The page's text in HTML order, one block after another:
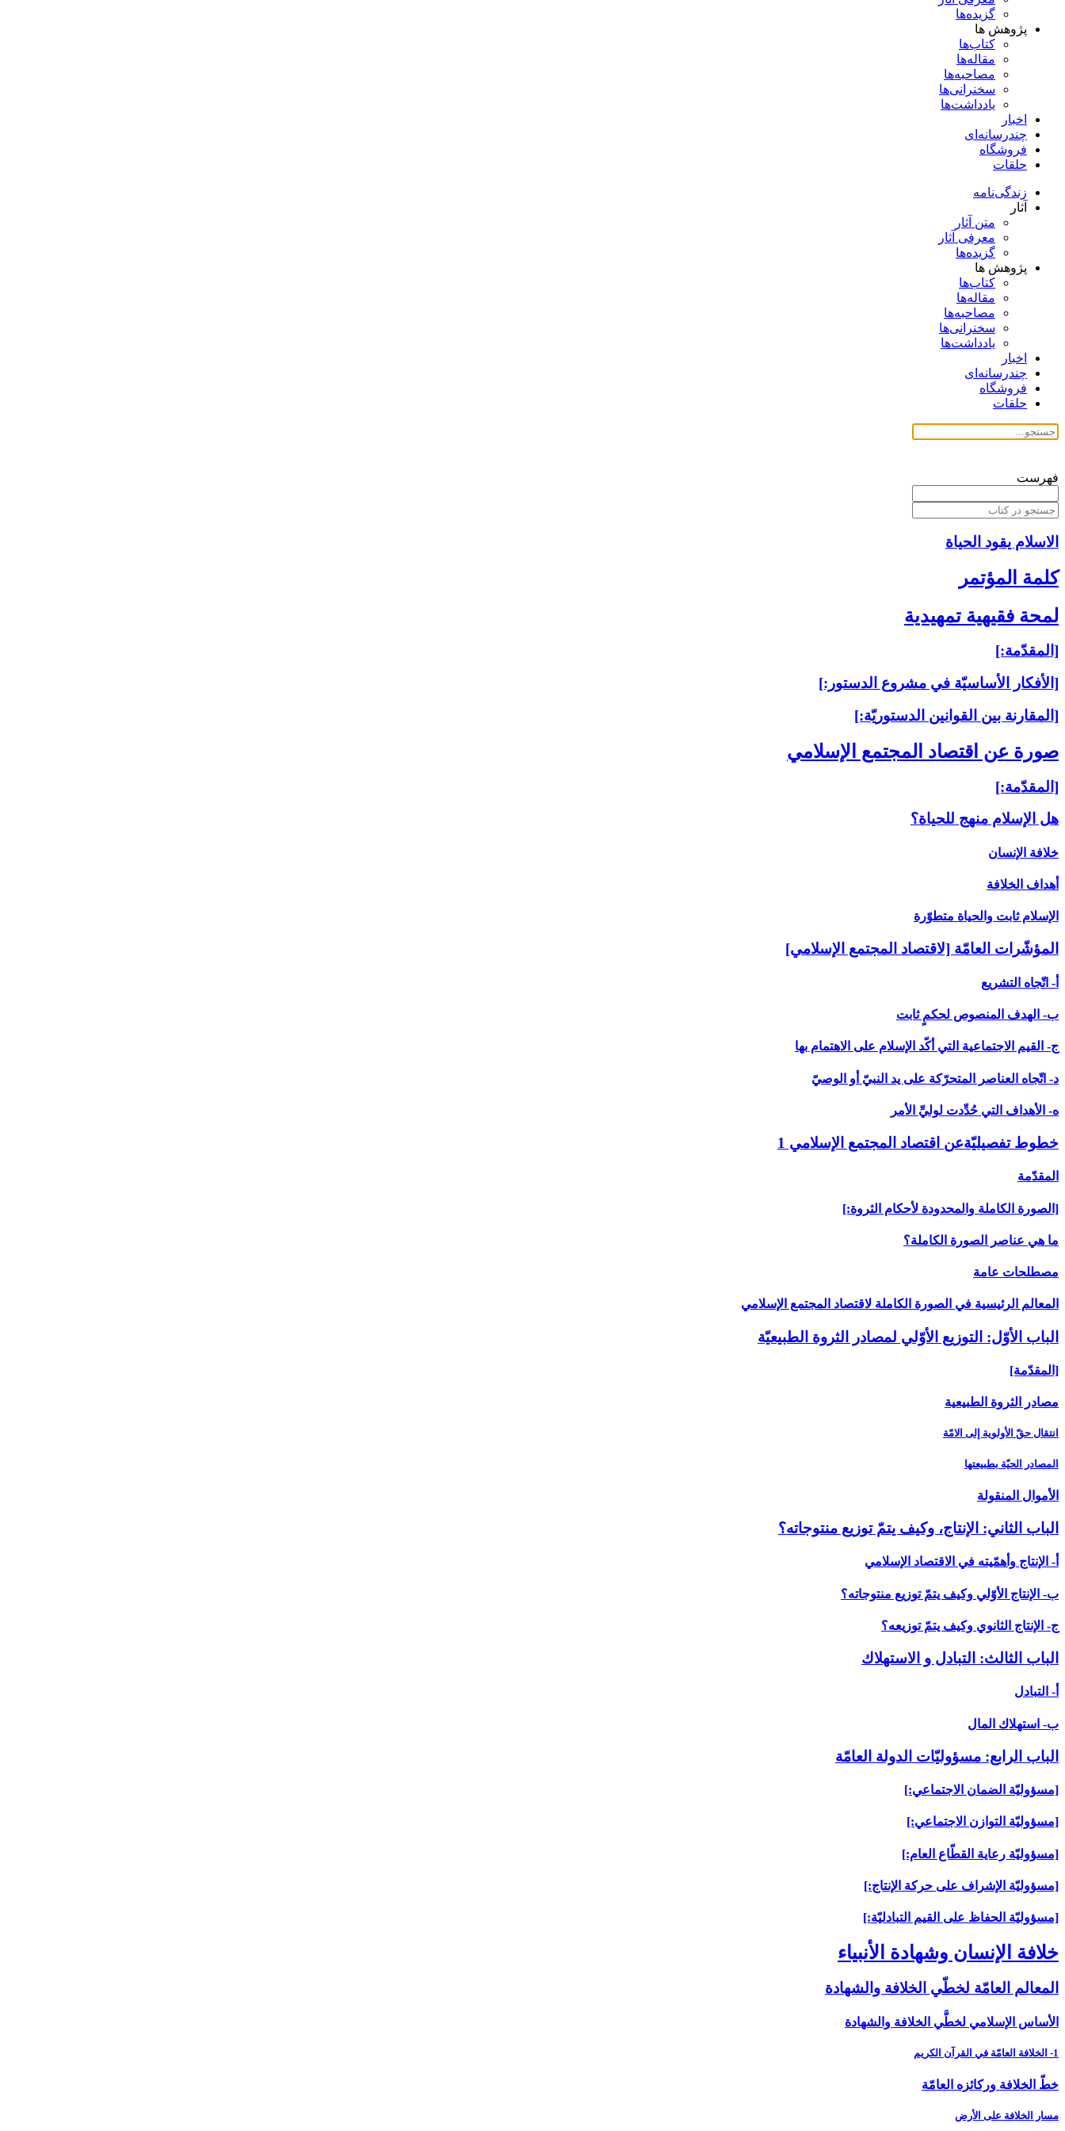
گزیده‌ها
پژوهش ها
کتاب‌ها
مقاله‌ها
مصاحبه‌ها
سخنرانی‌ها
یادداشت‌ها
اخبار
چندرسانه‌ای
فروشگاه
حلقات
زندگی‌نامه
آثار
متن آثار
معرفی آثار
گزیده‌ها
پژوهش ها
کتاب‌ها
مقاله‌ها
مصاحبه‌ها
سخنرانی‌ها
یادداشت‌ها
اخبار
چندرسانه‌ای
فروشگاه
حلقات
فهرست
الاسلام یقود الحیاة
كلمة المؤتمر
لمحة فقيهية تمهيدية
[المقدّمة:]
[الأفكار الأساسيّة في مشروع الدستور:]
[المقارنة بين القوانين الدستوريّة:]
صورة عن اقتصاد المجتمع الإسلامي‏
[المقدّمة:]
هل الإسلام منهج للحياة؟
خلافة الإنسان‏
أهداف الخلافة
الإسلام ثابت والحياة متطوّرة
المؤشّرات العامّة [لاقتصاد المجتمع الإسلامي‏]
أ- اتّجاه التشريع‏
ب- الهدف المنصوص لحكمٍ ثابت‏
ج- القيم الاجتماعية التي أكّد الإسلام على الاهتمام بها
د- اتّجاه العناصر المتحرّكة على يد النبيّ أو الوصيّ‏
ه- الأهداف التي حُدِّدت لوليِّ الأمر
خطوط تفصيليّةعن اقتصاد المجتمع الإسلامي 1
المقدّمة
[الصورة الكاملة والمحدودة لأحكام الثروة:]
ما هي عناصر الصورة الكاملة؟
مصطلحات عامة
المعالم الرئيسية في الصورة الكاملة لاقتصاد المجتمع الإسلامي
الباب ‏الأوّل: التوزيع الأوّلي لمصادر الثروة الطبيعيّة
[المقدّمة]
مصادر الثروة الطبيعية
انتقال حقّ الأولوية إلى الامّة
المصادر الحيّة بطبيعتها
الأموال المنقولة
الباب‏ الثاني: الإنتاج، وكيف يتمّ توزيع منتوجاته؟
أ- الإنتاج وأهمّيته في الاقتصاد الإسلامي‏
ب- الإنتاج الأوّلي وكيف يتمّ توزيع منتوجاته؟
ج- الإنتاج الثانوي وكيف يتمّ توزيعه؟
الباب ‏الثالث: التبادل و الاستهلاك‏
أ- التبادل‏
ب- استهلاك المال‏
الباب ‏الرابع: مسؤوليّات الدولة العامّة
[مسؤوليّة الضمان الاجتماعي:]
[مسؤوليّة التوازن الاجتماعي:]
[مسؤوليّة رعاية القطّاع العام:]
[مسؤوليّة الإشراف على حركة الإنتاج:]
[مسؤوليّة الحفاظ على القيم التبادليّة:]
خلافة الإنسان وشهادة الأنبياء
المعالم العامّة لخطّي الخلافة والشهادة
الأساس الإسلامي لخطَّي الخلافة والشهادة
1- الخلافة العامّة في القرآن الكريم
خطّ الخلافة وركائزه العامّة
مسار الخلافة على الأرض